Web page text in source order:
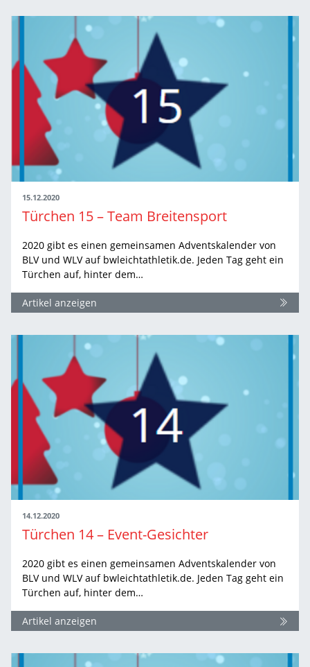
15.12.2020
Türchen 15 – Team Breitensport
2020 gibt es einen gemeinsamen Adventskalender von
BLV und WLV auf bwleichtathletik.de. Jeden Tag geht ein
Türchen auf, hinter dem…
Artikel anzeigen
14.12.2020
Türchen 14 – Event-Gesichter
2020 gibt es einen gemeinsamen Adventskalender von
BLV und WLV auf bwleichtathletik.de. Jeden Tag geht ein
Türchen auf, hinter dem…
Artikel anzeigen